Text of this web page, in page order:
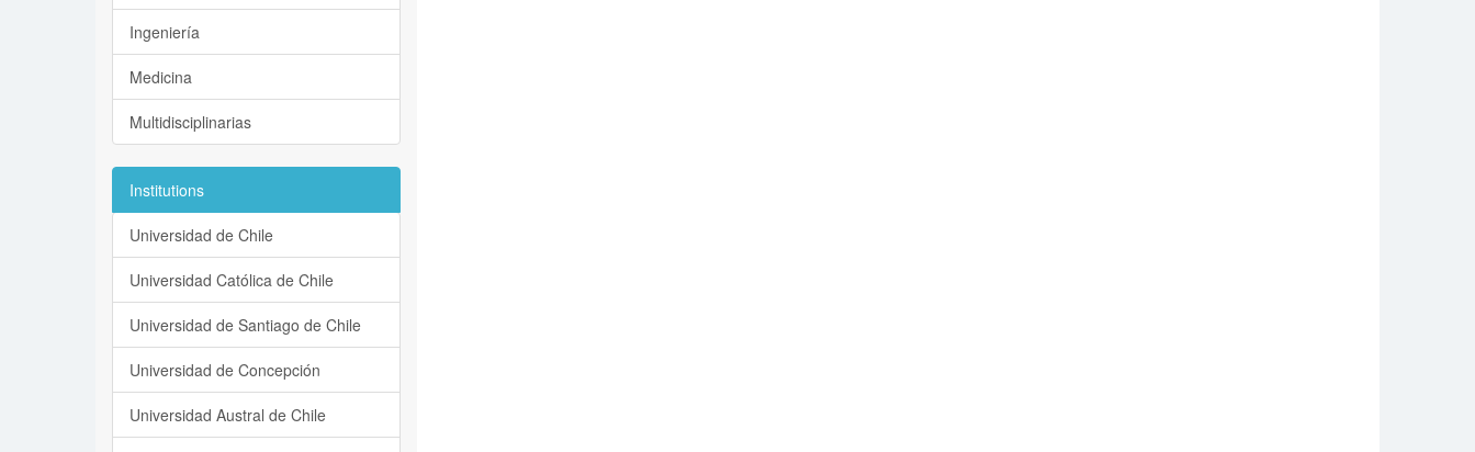
Ingeniería
Medicina
Multidisciplinarias
Institutions
Universidad de Chile
Universidad Católica de Chile
Universidad de Santiago de Chile
Universidad de Concepción
Universidad Austral de Chile